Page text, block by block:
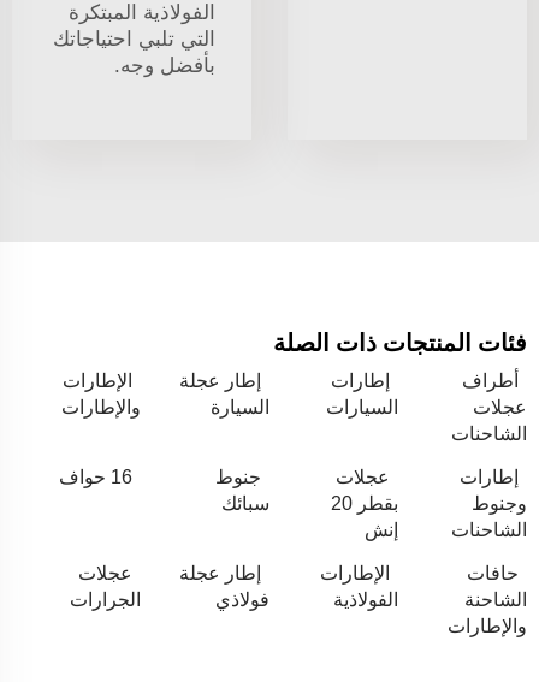
الفولاذية المبتكرة
التي تلبي احتياجاتك
بأفضل وجه.
فئات المنتجات ذات الصلة
أطراف
عجلات
الشاحنات
إطارات
السيارات
إطار عجلة
السيارة
الإطارات
والإطارات
إطارات
وجنوط
الشاحنات
عجلات
بقطر 20
إنش
جنوط
سبائك
16 حواف
حافات
الشاحنة
والإطارات
الإطارات
الفولاذية
إطار عجلة
فولاذي
عجلات
الجرارات